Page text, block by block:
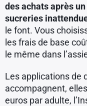
des achats après
sucreries
le font. Vous
les frais de base
le même dans
Les applications de
accompagnent,
euros par adulte,